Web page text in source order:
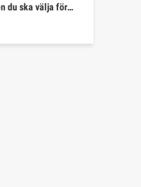
du ska välja för…